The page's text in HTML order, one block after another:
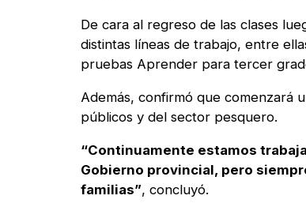
De cara al regreso de las clases
distintas líneas de trabajo, entre
pruebas Aprender para tercer
Además, confirmó que comenzará
públicos y del sector pesquero.
“Continuamente estamos
Gobierno provincial, pero
familias”, concluyó.